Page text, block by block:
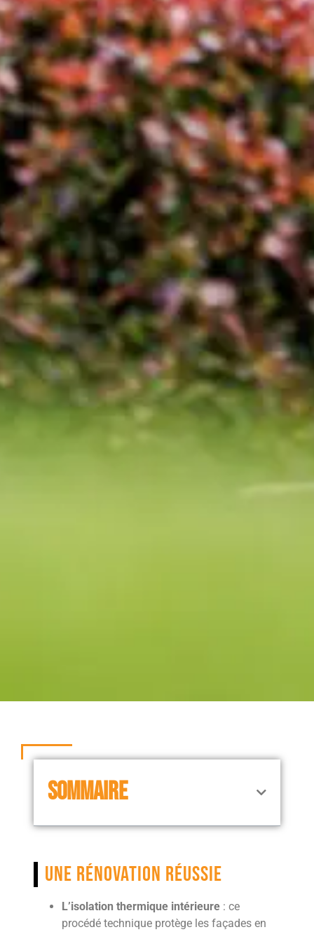
SOMMAIRE
Une rénovation réussie
L’isolation thermique intérieure : ce
procédé technique protège les façades en